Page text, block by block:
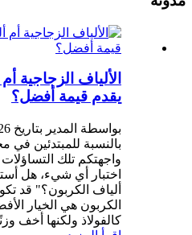
الألياف الزجاجية
يقدم قيمة أفضل؟
بواسطة المدير بتاريخ 26-02-06
بالنسبة للمبتدئين في
واجهتكم تلك
اختبار أي شيء، هل
ألياف الكربون؟" قد
الكربون هي الخيار
كالفولاذ ولكنها أخف